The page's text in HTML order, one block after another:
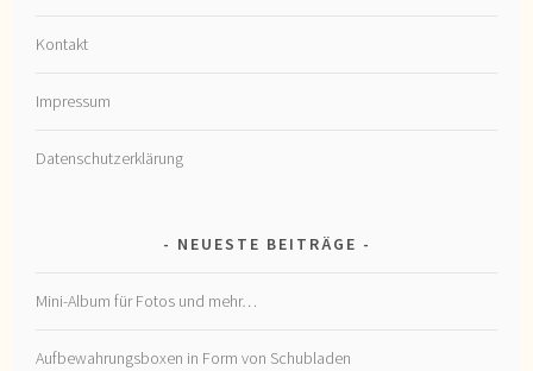
Kontakt
Impressum
Datenschutzerklärung
NEUESTE BEITRÄGE
Mini-Album für Fotos und mehr…
Aufbewahrungsboxen in Form von Schubladen